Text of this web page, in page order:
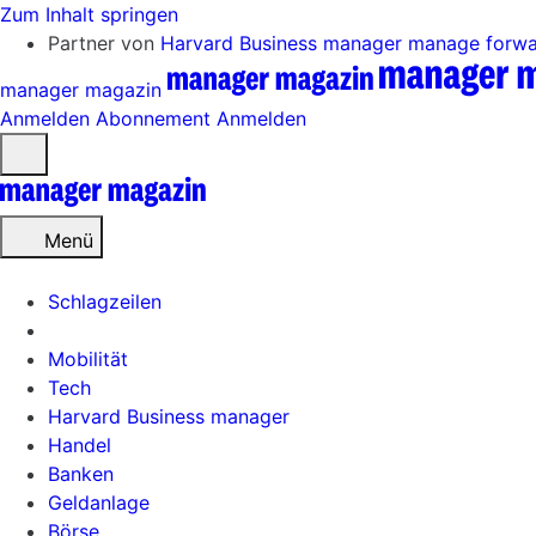
Zum Inhalt springen
Partner von Harvard Business manager manage
manager magazin
Anmelden Abonnement Anmelden
öffnen
Menü
Schlagzeilen
Mobilität
Tech
Harvard Business manager
Handel
Banken
Geldanlage
Börse